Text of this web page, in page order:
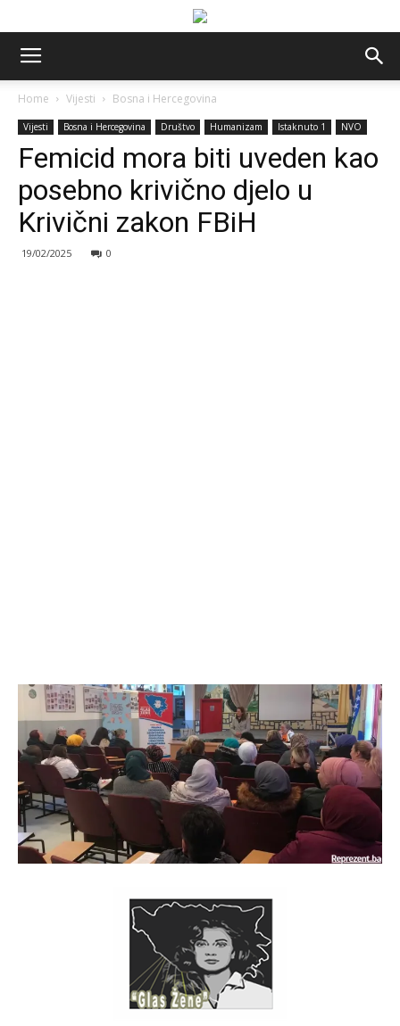
Home Vijesti Bosna i Hercegovina
Vijesti Bosna i Hercegovina Društvo Humanizam Istaknuto 1 NVO
Femicid mora biti uveden kao
posebno krivično djelo u
Krivični zakon FBiH
19/02/2025 0